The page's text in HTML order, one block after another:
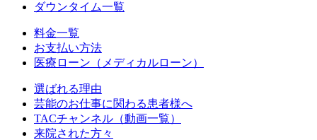
ダウンタイム一覧
料金一覧
お支払い方法
医療ローン（メディカルローン）
選ばれる理由
芸能のお仕事に関わる患者様へ
TACチャンネル（動画一覧）
来院された方々